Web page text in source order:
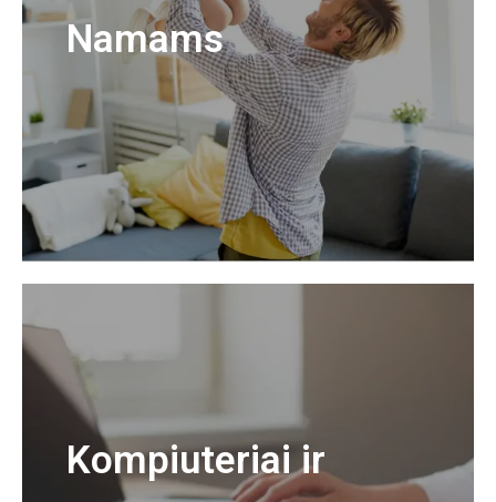
Namams
Kompiuteriai ir